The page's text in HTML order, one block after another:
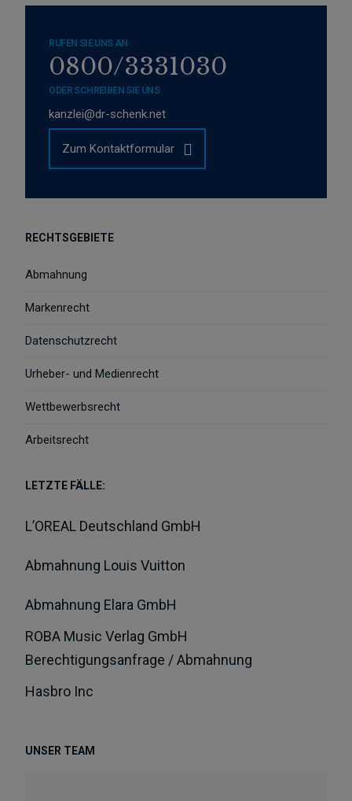
RUFEN SIE UNS AN
0800/3331030
ODER SCHREIBEN SIE UNS
kanzlei@dr-schenk.net
Zum Kontaktformular
RECHTSGEBIETE
Abmahnung
Markenrecht
Datenschutzrecht
Urheber- und Medienrecht
Wettbewerbsrecht
Arbeitsrecht
LETZTE FÄLLE:
L’OREAL Deutschland GmbH
Abmahnung Louis Vuitton
Abmahnung Elara GmbH
ROBA Music Verlag GmbH
Berechtigungsanfrage / Abmahnung
Hasbro Inc
UNSER TEAM